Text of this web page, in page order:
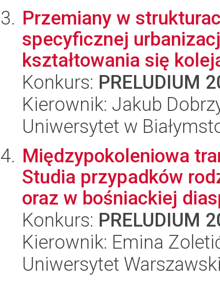
Przemiany w
specyficznej
kształtowania się
Konkurs: PRELUDIUM
Kierownik: Jakub
Uniwersytet w
Międzypokoleniowa
Studia przypadków
oraz w bośniackiej
Konkurs: PRELUDIUM
Kierownik: Emina
Uniwersytet